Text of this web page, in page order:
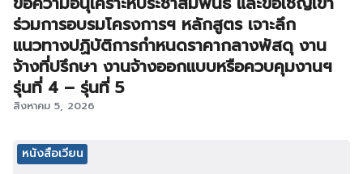
ร่วมการอบรมโครงการฯ หลักสูตร เจาะลึก
แนวทางปฏิบัติการกำหนดราคากลางพัสดุ งาน
จ้างที่ปรึกษา งานจ้างออกแบบหรือควบคุมงานฯ
รุ่นที่ 4 – รุ่นที่ 5
สิงหาคม 5, 2026
หนังสือเวียน